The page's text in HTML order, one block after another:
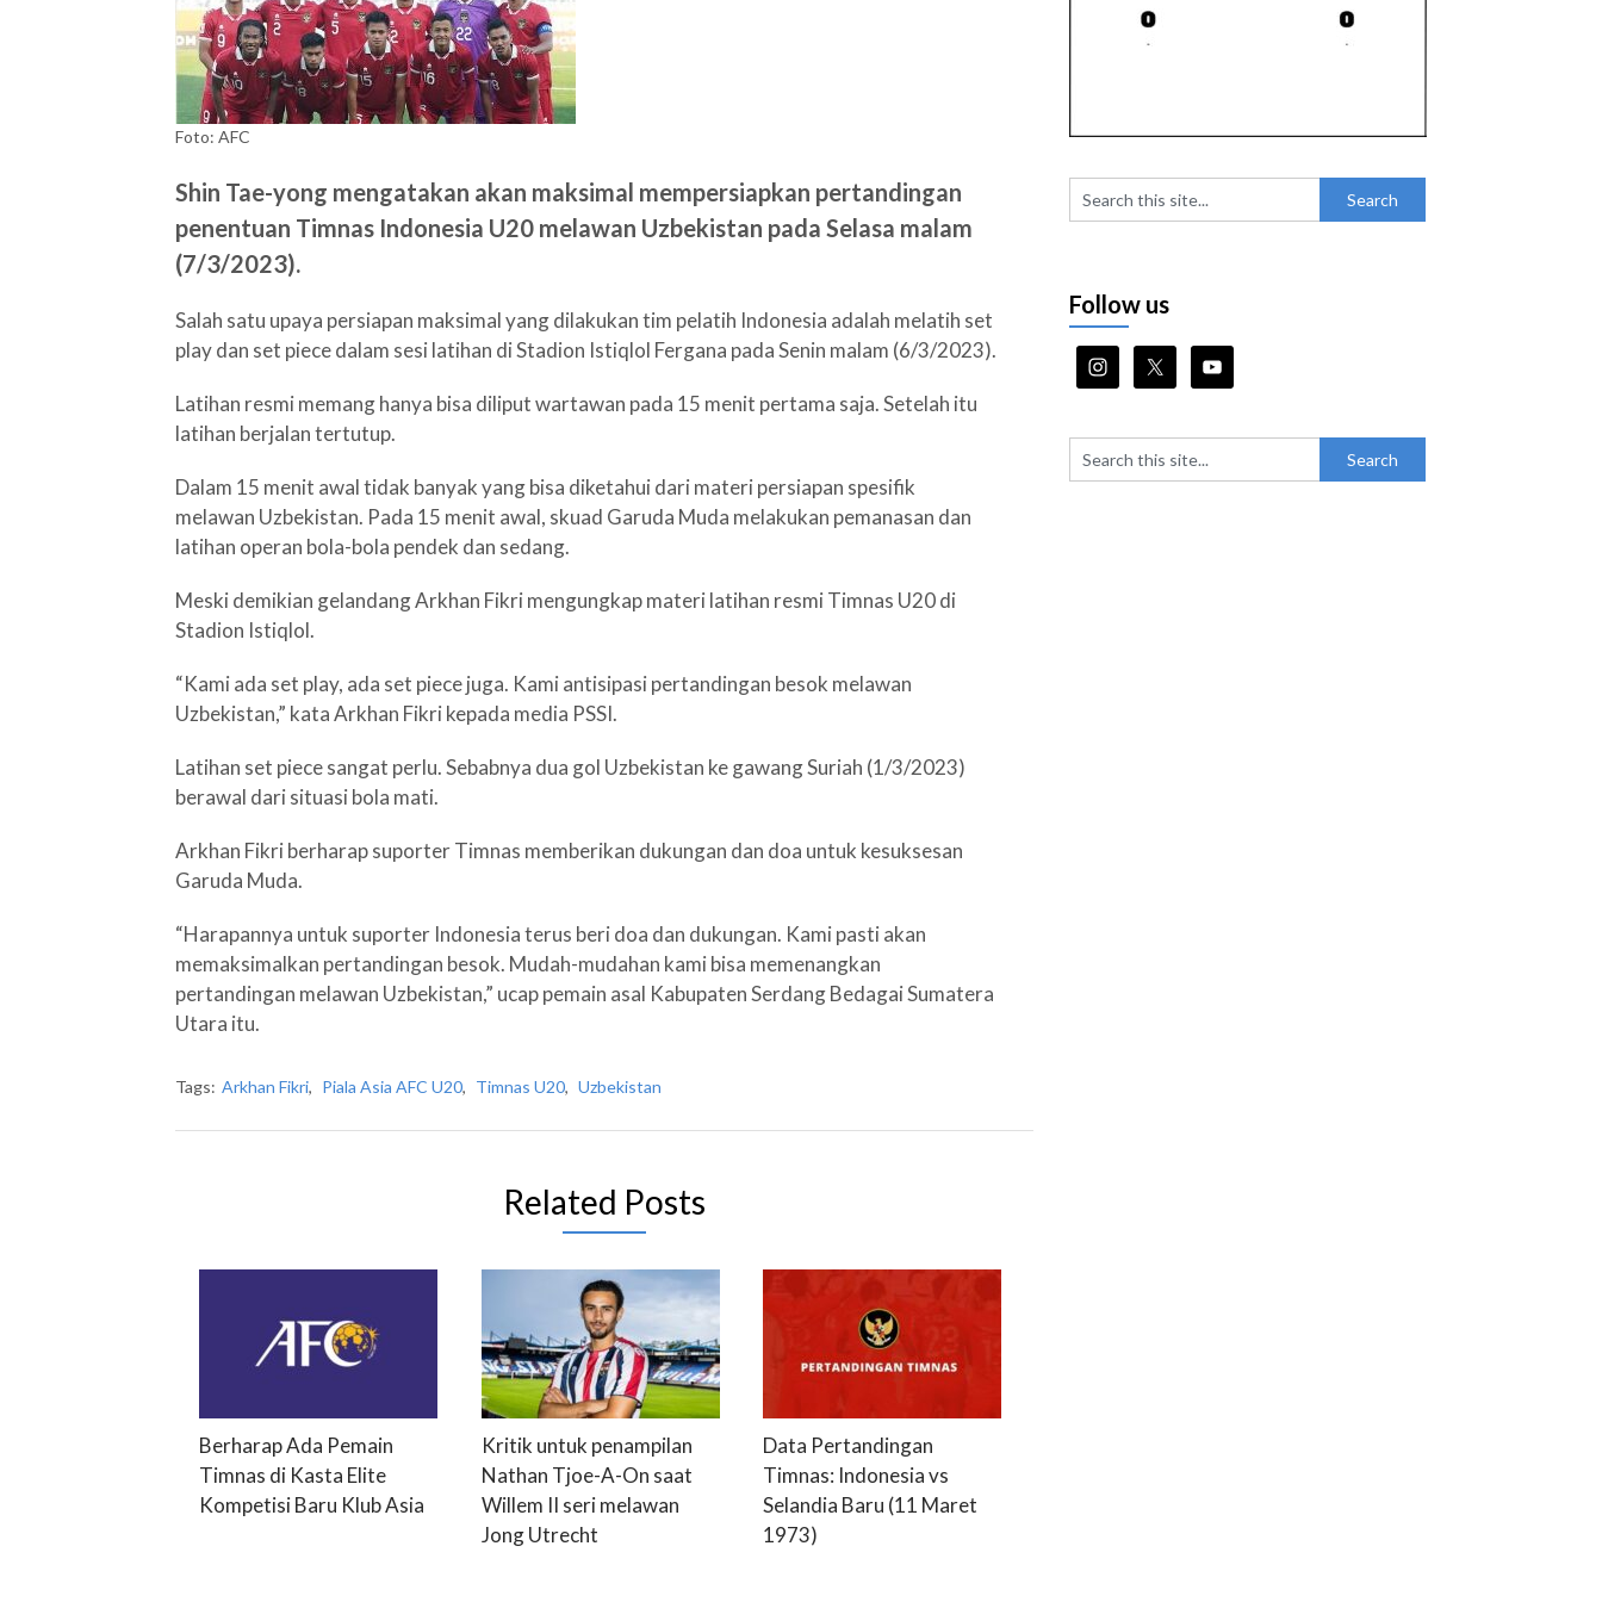
Foto: AFC
Shin Tae-yong mengatakan akan maksimal mempersiapkan pertandingan
penentuan Timnas Indonesia U20 melawan Uzbekistan pada Selasa malam
(7/3/2023).
Salah satu upaya persiapan maksimal yang dilakukan tim pelatih Indonesia adalah melatih set
play dan set piece dalam sesi latihan di Stadion Istiqlol Fergana pada Senin malam (6/3/2023).
Latihan resmi memang hanya bisa diliput wartawan pada 15 menit pertama saja. Setelah itu
latihan berjalan tertutup.
Dalam 15 menit awal tidak banyak yang bisa diketahui dari materi persiapan spesifik
melawan Uzbekistan. Pada 15 menit awal, skuad Garuda Muda melakukan pemanasan dan
latihan operan bola-bola pendek dan sedang.
Meski demikian gelandang Arkhan Fikri mengungkap materi latihan resmi Timnas U20 di
Stadion Istiqlol.
“Kami ada set play, ada set piece juga. Kami antisipasi pertandingan besok melawan
Uzbekistan,” kata Arkhan Fikri kepada media PSSI.
Latihan set piece sangat perlu. Sebabnya dua gol Uzbekistan ke gawang Suriah (1/3/2023)
berawal dari situasi bola mati.
Arkhan Fikri berharap suporter Timnas memberikan dukungan dan doa untuk kesuksesan
Garuda Muda.
“Harapannya untuk suporter Indonesia terus beri doa dan dukungan. Kami pasti akan
memaksimalkan pertandingan besok. Mudah-mudahan kami bisa memenangkan
pertandingan melawan Uzbekistan,” ucap pemain asal Kabupaten Serdang Bedagai Sumatera
Utara itu.
Tags: Arkhan Fikri, Piala Asia AFC U20, Timnas U20, Uzbekistan
Related Posts
Berharap Ada Pemain
Timnas di Kasta Elite
Kompetisi Baru Klub Asia
Kritik untuk penampilan
Nathan Tjoe-A-On saat
Willem II seri melawan
Jong Utrecht
Data Pertandingan
Timnas: Indonesia vs
Selandia Baru (11 Maret
1973)
Follow us